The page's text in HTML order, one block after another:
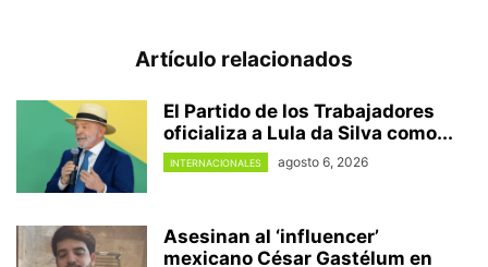
Artículo relacionados
El Partido de los Trabajadores
oficializa a Lula da Silva como...
INTERNACIONALES agosto 6, 2026
Asesinan al ‘influencer’
mexicano César Gastélum en